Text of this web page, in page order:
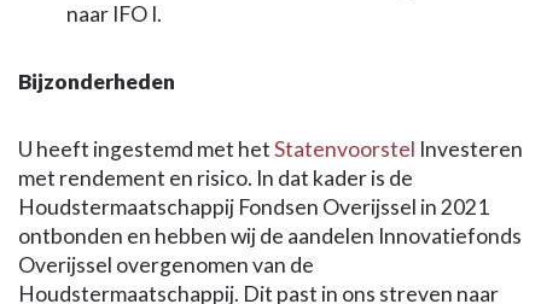
naar IFO I.
Bijzonderheden
U heeft ingestemd met hetStatenvoorstel Investeren
met rendement en risico. In dat kader is de
Houdstermaatschappij Fondsen Overijssel in 2021
ontbonden en hebben wij de aandelen Innovatiefonds
Overijssel overgenomen van de
Houdstermaatschappij. Dit past in ons streven naar